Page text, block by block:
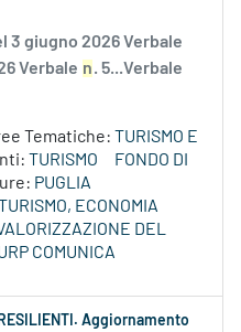
3 giugno 2026 Verbale
Verbale n. 5...Verbale
Tematiche: TURISMO E
TURISMO
FONDO DI
PUGLIA
ECONOMIA
DEL
COMUNICA
RESILIENTI. Aggiornamento